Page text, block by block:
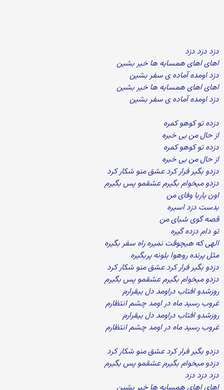
دزد دزد دزد
اهای اهای همسایه ها خبر بشین
دزد اومده آماده ی سفر بشین
اهای اهای همسایه ها خبر بشین
دزد اومده آماده ی سفر بشین
دزده تو کوهو کمره
از حال من بی خبره
دزده تو کوهو کمره
از حال من بی خبره
دزدو بگیر فرار کرد عشق منو شکار کرد
دزدو میخوام بگیرم عشقمو پس بگیرم
اون یاربا وفای من
بدست دزد اسیره
قصه گوی شبای من
تو دام دزده گیره
الهی که هیچوقت نمیره راه سفر بگیره
مثل پرنده روهوا بلونه پربگیره
دزدو بگیر فرار کرد عشق منو شکار کرد
دزدو میخوام بگیرم عشقمو پس بگیرم
روزشدو افتاب دراومد دل بیقرارم
غروب رسید ماه در اومد چشم انتظارم
روزشدو افتاب دراومد دل بیقرارم
غروب رسید ماه در اومد چشم انتظارم
دزدو بگیر فرار کرد عشق منو شکار کرد
دزدو میخوام بگیرم عشقمو پس بگیرم
دزد دزد دزد